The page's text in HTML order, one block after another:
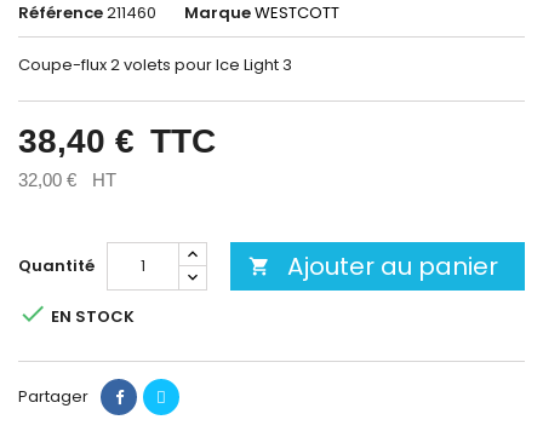
Référence211460 MarqueWESTCOTT
Coupe-flux 2 volets pour Ice Light 3
38,40 € TTC
32,00 € HT
Quantité  Ajouter au panier
 EN STOCK
Partager